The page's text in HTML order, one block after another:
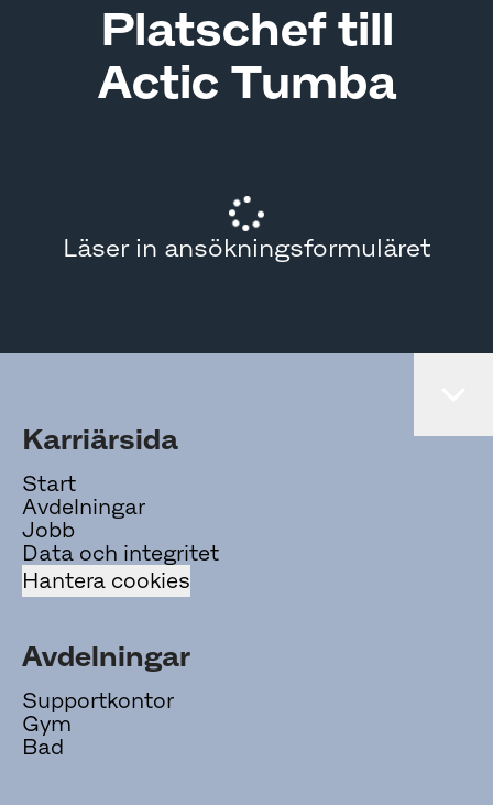
Platschef till
Actic Tumba
Läser in ansökningsformuläret
Karriärsida
Start
Avdelningar
Jobb
Data och integritet
Hantera cookies
Avdelningar
Supportkontor
Gym
Bad